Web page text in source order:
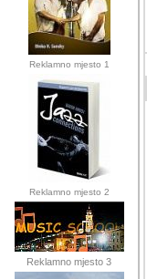
Reklamno mjesto 1
Reklamno mjesto 2
Reklamno mjesto 3